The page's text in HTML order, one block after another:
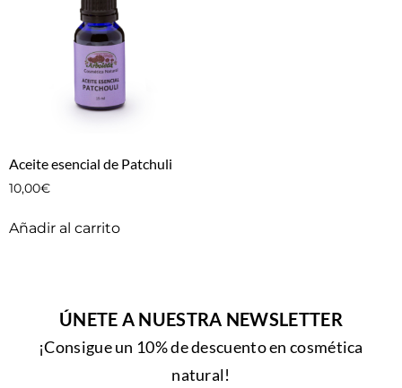
Aceite esencial de Patchuli
10,00€
Añadir al carrito
ÚNETE A NUESTRA NEWSLETTER
¡Consigue un 10% de descuento en cosmética
natural!